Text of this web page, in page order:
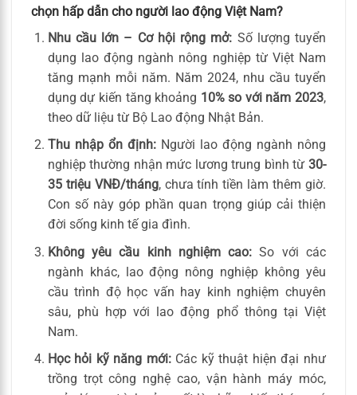
chọn hấp dẫn cho người lao động Việt Nam?
Nhu cầu lớn – Cơ hội rộng mở: Số lượng tuyển
dụng lao động ngành nông nghiệp từ Việt Nam
tăng mạnh mỗi năm. Năm 2024, nhu cầu tuyển
dụng dự kiến tăng khoảng 10% so với năm 2023,
theo dữ liệu từ Bộ Lao động Nhật Bản.
Thu nhập ổn định:Người lao động ngành nông
nghiệp thường nhận mức lương trung bình từ 30-
35 triệu VNĐ/tháng, chưa tính tiền làm thêm giờ.
Con số này góp phần quan trọng giúp cải thiện
đời sống kinh tế gia đình.
Không yêu cầu kinh nghiệm cao: So với các
ngành khác, lao động nông nghiệp không yêu
cầu trình độ học vấn hay kinh nghiệm chuyên
sâu, phù hợp với lao động phổ thông tại Việt
Nam.
Học hỏi kỹ năng mới:Các kỹ thuật hiện đại như
trồng trọt công nghệ cao, vận hành máy móc,